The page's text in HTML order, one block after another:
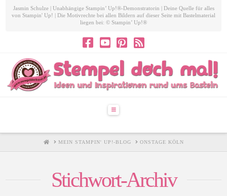
Jasmin Schulze | Unabhängige Stampin’ Up!®-Demonstratorin | Deine Quelle für alles
von Stampin' Up! | Die Motivrechte bei allen Bildern auf dieser Seite mit Bastelmaterial
liegen bei: © Stampin’ Up!®
Navigation
HOMEMEIN STAMPIN' UP!-BLOG ONSTAGE KÖLN
Stichwort-Archiv